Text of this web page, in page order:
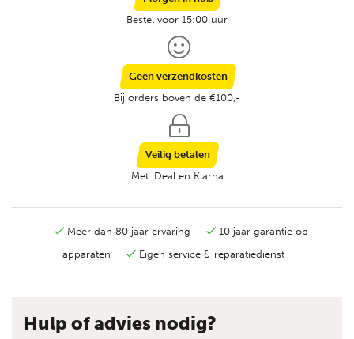
Bestel voor 15:00 uur
Geen verzendkosten
Bij orders boven de €100,-
Veilig betalen
Met iDeal en Klarna
Meer dan 80 jaar ervaring
10 jaar garantie op
apparaten
Eigen service & reparatiedienst
Hulp of advies nodig?